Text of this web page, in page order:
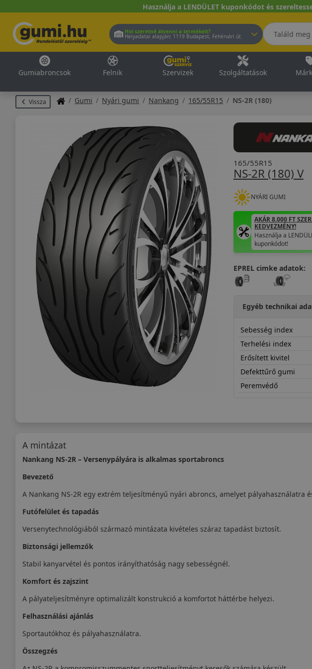
Használja a LENDÜLET kuponkódot és
Hol szeretné átvenni a termékeit?
Helyadatai alapján: 1119 Budapest, Fehérvári út
Gumiabroncsok Felnik Szervizek Szolgáltatások
Vissza Gumi Nyári gumi Nankang 165/55R15 NS-2R (180)
NS-2R (180) V
165/55R15
NYÁRI GUMI
AKÁR 8.000 FT
KEDVEZMÉNY!
Használja a
kuponkódot!
EPREL cimke adatok:
Egyéb technikai
Sebesség index
Terhelési index
Erősített kivitel
Defekttűrő gumi
Peremvédő
A mintázat
Nankang NS-2R – Versenypályára is alkalmas sportabroncs
Bevezető
A Nankang NS-2R egy extrém teljesítményű nyári abroncs, amelyet pályahasználatra
Futófelület és tapadás
Versenytechnológiából származó mintázata kivételes száraz tapadást biztosít.
Biztonsági jellemzők
Stabil kanyarvétel és pontos irányíthatóság nagy sebességnél.
Komfort és zajszint
A pályateljesítményre optimalizált konstrukció a komfortot háttérbe helyezi.
Felhasználási ajánlás
Sportautókhoz és pályahasználatra.
Összegzés